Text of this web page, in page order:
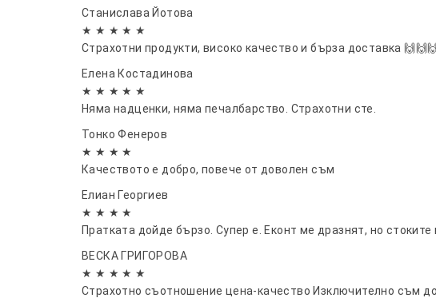
Станислава Йотова
★ ★ ★ ★ ★
Страхотни продукти, високо качество и бърза доставка
Елена Костадинова
★ ★ ★ ★ ★
Няма надценки, няма печалбарство. Страхотни сте.
Тонко Фенеров
★ ★ ★ ★
Качеството е добро, повече от доволен съм
Елиан Георгиев
★ ★ ★ ★
Пратката дойде бързо. Супер е. Еконт ме дразнят, но стоките
ВЕСКА ГРИГОРОВА
★ ★ ★ ★ ★
Страхотно съотношение цена-качество Изключително съм